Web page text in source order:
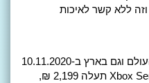
ללא קשר לאיכות
הקונסולות יתחילו להימכר בכל העולם וגם בארץ ב-10.11.2020
(יום ג') בחנויות נבחרות. ה-Xbox Series X תעלה 2,199 ₪,